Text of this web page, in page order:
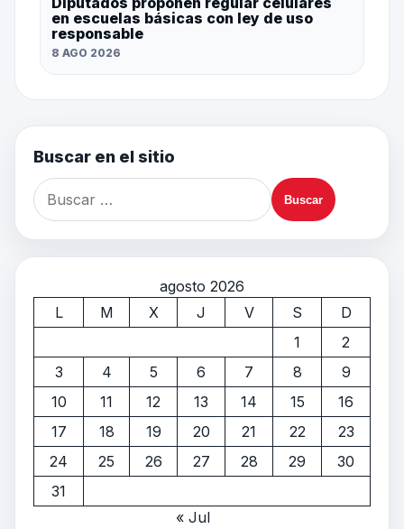
en escuelas básicas con ley de uso
responsable
8 AGO 2026
Buscar en el sitio
agosto 2026
L
M X J V S
D
1
2
3
4 5 6 7 8
9
10
11 12 13 14 15
16
17
18 19 20 21 22
23
24
25 26 27 28 29
30
31
« Jul